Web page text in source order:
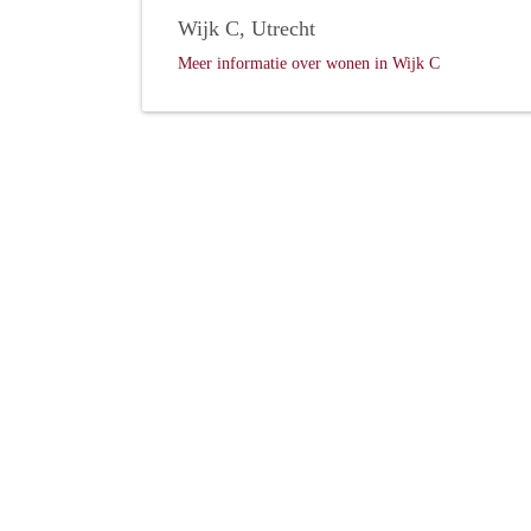
Wijk C, Utrecht
Meer informatie over wonen in Wijk C